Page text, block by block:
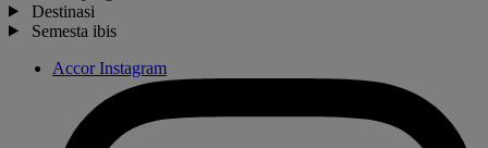
Destinasi
Semesta ibis
Accor Instagram